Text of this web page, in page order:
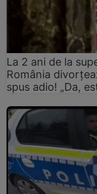
La 2 ani de la
România
spus adio! „Da,